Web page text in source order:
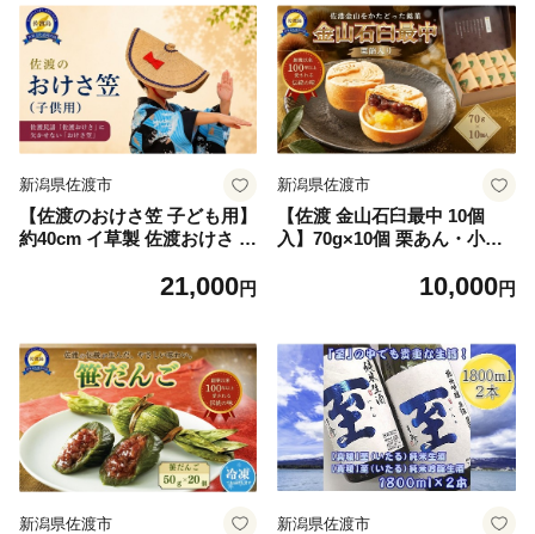
芸 工芸品 手作り 郷土 無形民
俗文化財 にいがた さど 新潟
県 佐渡市
踊り 伝統工芸 工芸品 民芸 手
作り 郷土 にいがた さど 新潟
県 佐渡市
新潟県佐渡市
【佐渡のおけさ笠 子ども用】
約40cm イ草製 佐渡おけさ 民
統工芸 佐渡の民芸品 おけさ
踊り 踊り こども 子供用 伝統
工芸 工芸品 にいがた さど 新
潟県 佐渡市
21,000円
新潟県佐渡市
【佐渡 金山石臼最中 10個
入】70g×10個 栗あん・小豆
嶋屋製菓所 | 新潟県 和菓子
豆 お茶請け お土産 手土産 ギ
フト 個包装 にいがた さど 新
潟県 佐渡市
10,000円
新潟県佐渡市 新潟県佐渡市